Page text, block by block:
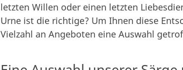
letzten Willen oder einen letzten
Urne ist die richtige? Um Ihnen diese
Vielzahl an Angeboten eine Auswahl